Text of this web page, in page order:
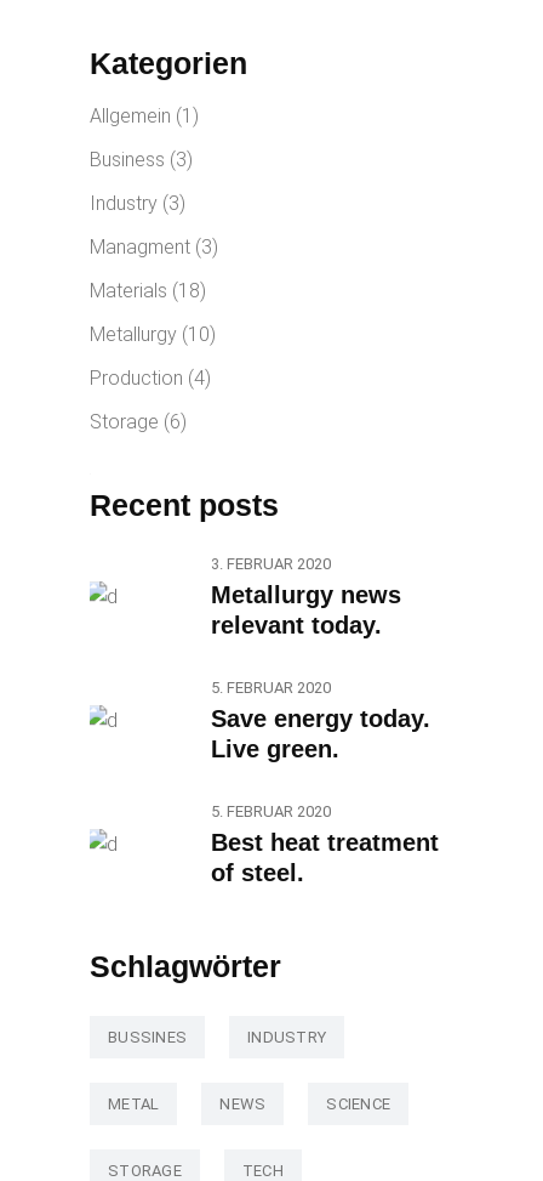
Kategorien
Allgemein (1)
Business (3)
Industry (3)
Managment (3)
Materials (18)
Metallurgy (10)
Production (4)
Storage (6)
Recent posts
3. FEBRUAR 2020
Metallurgy news
relevant today.
5. FEBRUAR 2020
Save energy today.
Live green.
5. FEBRUAR 2020
Best heat treatment
of steel.
Schlagwörter
BUSSINES INDUSTRY
METAL NEWS SCIENCE
STORAGE TECH